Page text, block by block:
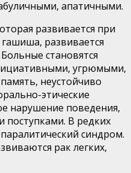
апатичными.
развивается при
развивается
становятся
угрюмыми,
неустойчиво
этические
наруше­ние поведения,
поступками. В редких
син­дром.
рак легких,